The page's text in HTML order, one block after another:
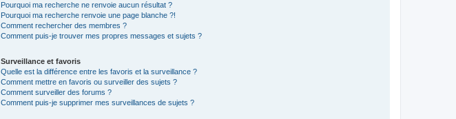
Pourquoi ma recherche ne renvoie aucun résultat ?
Pourquoi ma recherche renvoie une page blanche ?!
Comment rechercher des membres ?
Comment puis-je trouver mes propres messages et sujets ?
Surveillance et favoris
Quelle est la différence entre les favoris et la surveillance ?
Comment mettre en favoris ou surveiller des sujets ?
Comment surveiller des forums ?
Comment puis-je supprimer mes surveillances de sujets ?